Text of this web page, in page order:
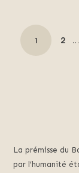
NAVIGATION
DES
PAGE
1 PAGE
2 …
La prémisse du
par l’humanité